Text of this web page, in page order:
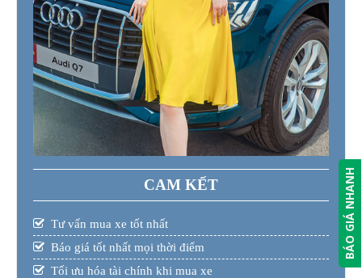
CAM KẾT
Tư vấn mua xe tốt nhất
Báo giá tốt nhất mọi thời điểm
Tối ưu hóa tài chính khi mua xe
BÁO GIÁ NHANH